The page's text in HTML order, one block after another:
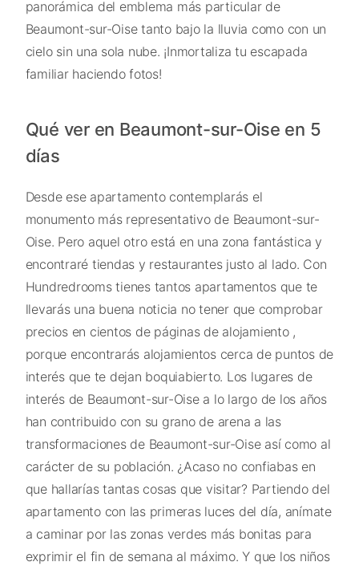
panorámica del emblema más particular de
Beaumont-sur-Oise tanto bajo la lluvia como con un
cielo sin una sola nube. ¡Inmortaliza tu escapada
familiar haciendo fotos!
Qué ver en Beaumont-sur-Oise en 5
días
Desde ese apartamento contemplarás el
monumento más representativo de Beaumont-sur-
Oise. Pero aquel otro está en una zona fantástica y
encontraré tiendas y restaurantes justo al lado. Con
Hundredrooms tienes tantos apartamentos que te
llevarás una buena noticia no tener que comprobar
precios en cientos de páginas de alojamiento ,
porque encontrarás alojamientos cerca de puntos de
interés que te dejan boquiabierto. Los lugares de
interés de Beaumont-sur-Oise a lo largo de los años
han contribuido con su grano de arena a las
transformaciones de Beaumont-sur-Oise así como al
carácter de su población. ¿Acaso no confiabas en
que hallarías tantas cosas que visitar? Partiendo del
apartamento con las primeras luces del día, anímate
a caminar por las zonas verdes más bonitas para
exprimir el fin de semana al máximo. Y que los niños